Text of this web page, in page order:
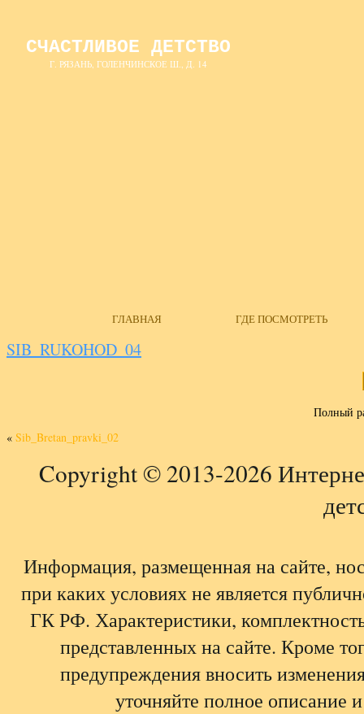
СЧАСТЛИВОЕ ДЕТСТВО
Г. РЯЗАНЬ, ГОЛЕНЧИНСКОЕ Ш., Д. 14
ГЛАВНАЯ ГДЕ ПОСМОТРЕТЬ
SIB_RUKOHOD_04
Полный
« Sib_Bretan_pravki_02
Copyright © 2013-2026
Информация, размещенная на сайте,
при каких условиях не является
ГК РФ. Характеристики,
представленных на сайте. Кроме
предупреждения вносить
уточняйте полное описание